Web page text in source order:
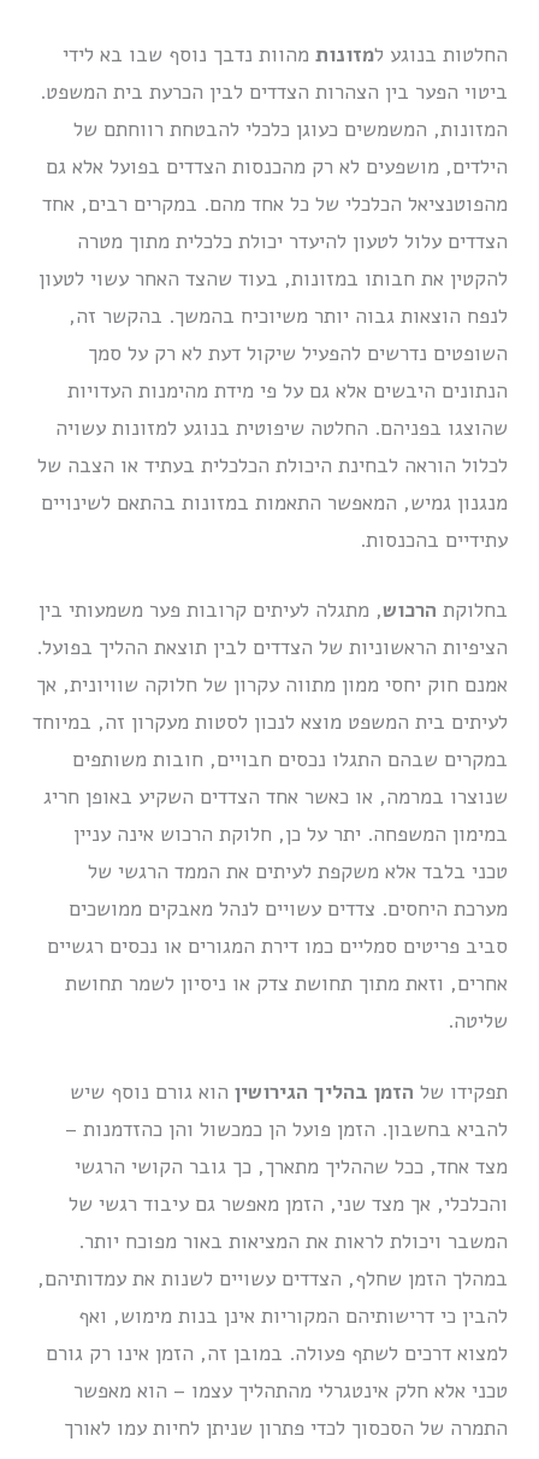
החלטות בנוגע למזונות מהוות נדבך נוסף שבו בא לידי
ביטוי הפער בין הצהרות הצדדים לבין הכרעת בית המשפט.
המזונות, המשמשים כעוגן כלכלי להבטחת רווחתם של
הילדים, מושפעים לא רק מהכנסות הצדדים בפועל אלא גם
מהפוטנציאל הכלכלי של כל אחד מהם. במקרים רבים, אחד
הצדדים עלול לטעון להיעדר יכולת כלכלית מתוך מטרה
להקטין את חבותו במזונות, בעוד שהצד האחר עשוי לטעון
לנפח הוצאות גבוה יותר משיוכיח בהמשך. בהקשר זה,
השופטים נדרשים להפעיל שיקול דעת לא רק על סמך
הנתונים היבשים אלא גם על פי מידת מהימנות העדויות
שהוצגו בפניהם. החלטה שיפוטית בנוגע למזונות עשויה
לכלול הוראה לבחינת היכולת הכלכלית בעתיד או הצבה של
מנגנון גמיש, המאפשר התאמות במזונות בהתאם לשינויים
עתידיים בהכנסות.
בחלוקת הרכוש, מתגלה לעיתים קרובות פער משמעותי בין
הציפיות הראשוניות של הצדדים לבין תוצאת ההליך בפועל.
אמנם חוק יחסי ממון מתווה עקרון של חלוקה שוויונית, אך
לעיתים בית המשפט מוצא לנכון לסטות מעקרון זה, במיוחד
במקרים שבהם התגלו נכסים חבויים, חובות משותפים
שנוצרו במרמה, או כאשר אחד הצדדים השקיע באופן חריג
במימון המשפחה. יתר על כן, חלוקת הרכוש אינה עניין
טכני בלבד אלא משקפת לעיתים את הממד הרגשי של
מערכת היחסים. צדדים עשויים לנהל מאבקים ממושכים
סביב פריטים סמליים כמו דירת המגורים או נכסים רגשיים
אחרים, וזאת מתוך תחושת צדק או ניסיון לשמר תחושת
שליטה.
תפקידו של הזמן בהליך הגירושין הוא גורם נוסף שיש
להביא בחשבון. הזמן פועל הן כמכשול והן כהזדמנות –
מצד אחד, ככל שההליך מתארך, כך גובר הקושי הרגשי
והכלכלי, אך מצד שני, הזמן מאפשר גם עיבוד רגשי של
המשבר ויכולת לראות את המציאות באור מפוכח יותר.
במהלך הזמן שחלף, הצדדים עשויים לשנות את עמדותיהם,
להבין כי דרישותיהם המקוריות אינן בנות מימוש, ואף
למצוא דרכים לשתף פעולה. במובן זה, הזמן אינו רק גורם
טכני אלא חלק אינטגרלי מהתהליך עצמו – הוא מאפשר
התמרה של הסכסוך לכדי פתרון שניתן לחיות עמו לאורך